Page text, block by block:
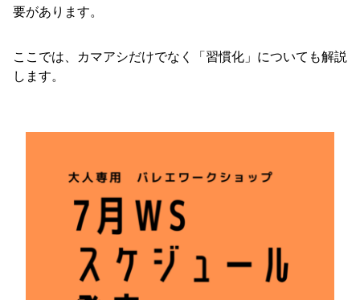
要があります。
ここでは、カマアシだけでなく「習慣化」についても解説
します。